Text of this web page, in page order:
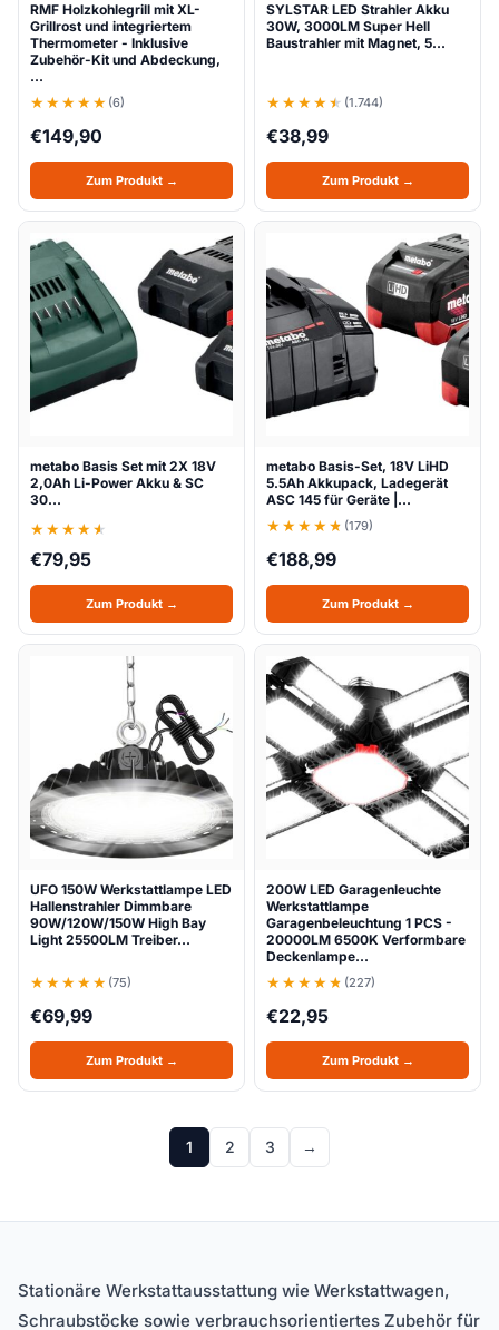
RMF Holzkohlegrill mit XL-
Grillrost und integriertem
Thermometer - Inklusive
Zubehör-Kit und Abdeckung,
…
(6)
€149,90
Zum Produkt →
SYLSTAR LED Strahler Akku
30W, 3000LM Super Hell
Baustrahler mit Magnet, 5…
(1.744)
€38,99
Zum Produkt →
metabo Basis Set mit 2X 18V
2,0Ah Li-Power Akku & SC
30…
€79,95
Zum Produkt →
metabo Basis-Set, 18V LiHD
5.5Ah Akkupack, Ladegerät
ASC 145 für Geräte |…
(179)
€188,99
Zum Produkt →
UFO 150W Werkstattlampe LED
Hallenstrahler Dimmbare
90W/120W/150W High Bay
Light 25500LM Treiber…
(75)
€69,99
Zum Produkt →
200W LED Garagenleuchte
Werkstattlampe
Garagenbeleuchtung 1 PCS -
20000LM 6500K Verformbare
Deckenlampe…
(227)
€22,95
Zum Produkt →
1 2 3 →
Stationäre Werkstattausstattung wie Werkstattwagen,
Schraubstöcke sowie verbrauchsorientiertes Zubehör für